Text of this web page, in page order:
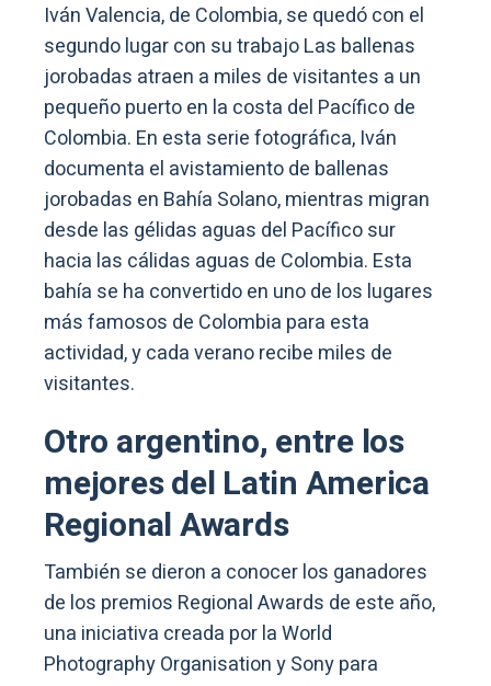
Iván Valencia, de Colombia, se quedó con el
segundo lugar con su trabajo Las ballenas
jorobadas atraen a miles de visitantes a un
pequeño puerto en la costa del Pacífico de
Colombia. En esta serie fotográfica, Iván
documenta el avistamiento de ballenas
jorobadas en Bahía Solano, mientras migran
desde las gélidas aguas del Pacífico sur
hacia las cálidas aguas de Colombia. Esta
bahía se ha convertido en uno de los lugares
más famosos de Colombia para esta
actividad, y cada verano recibe miles de
visitantes.
Otro argentino, entre los
mejores del Latin America
Regional Awards
También se dieron a conocer los ganadores
de los premios Regional Awards de este año,
una iniciativa creada por la World
Photography Organisation y Sony para